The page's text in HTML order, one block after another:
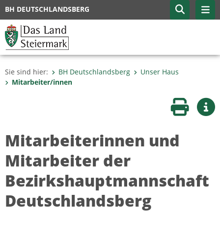
BH DEUTSCHLANDSBERG
Sie sind hier: BH Deutschlandsberg
Unser Haus
Mitarbeiter/innen
Seite
Mitarbeiterinnen und
Mitarbeiter der
Bezirkshauptmannschaft
Deutschlandsberg